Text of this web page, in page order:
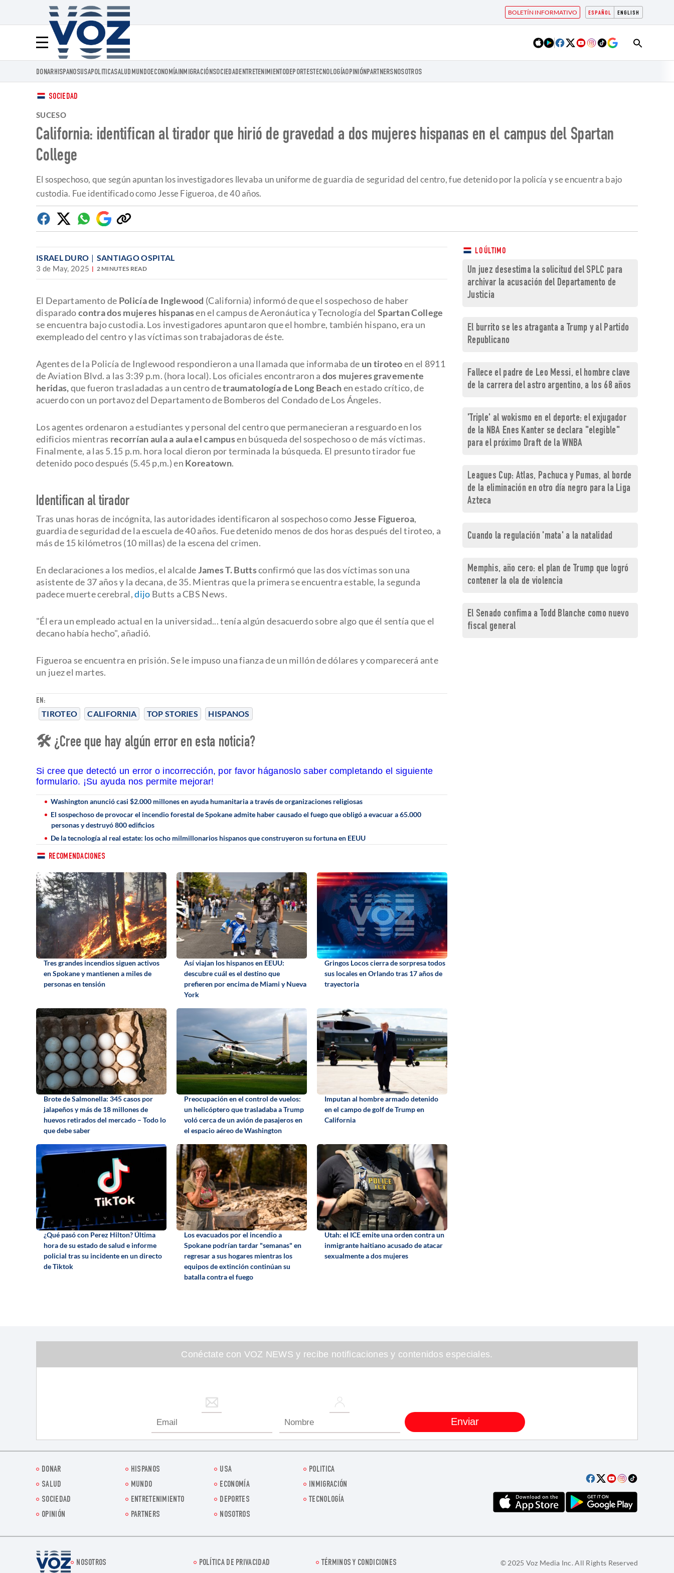
ESPAÑOL ENGLISH
BOLETÍN INFORMATIVO
Menú
Voz.us
DONARHISPANOSUSAPOLITICASALUD MUNDOECONOMÍAINMIGRACIÓNSOCIEDADENTRETENIMIENTODEPORTESTECNOLOGÍAOPINIÓNPARTNERSNOSOTROS
SOCIEDAD
SUCESO
California: identifican al tirador que hirió de gravedad a dos mujeres hispanas en el campus del Spartan
College
El sospechoso, que según apuntan los investigadores llevaba un uniforme de guardia de seguridad del centro, fue detenido por la policía y se encuentra bajo
custodia. Fue identificado como Jesse Figueroa, de 40 años.
Facebook
TwitterWhatsapp
Google
Discover
Copiar
enlace
ISRAEL DURO SANTIAGO OSPITAL
3 de May, 2025 2 MINUTES READ
EN:
TIROTEO CALIFORNIA TOP STORIES HISPANOS
El Departamento de Policía de Inglewood (California) informó de que el sospechoso de haber
disparadocontra dos mujeres hispanasen el campus de Aeronáutica y Tecnología del Spartan College
se encuentra bajo custodia. Los investigadores apuntaron que el hombre, también hispano,era un
exempleado del centro y las víctimas son trabajadoras de éste.
Agentes de la Policía de Inglewood respondieron a una llamada que informaba de un tiroteoen el 8911
de Aviation Blvd. a las 3:39 p.m. (hora local). Los oficiales encontraron a dos mujeres gravemente
heridas,que fueron trasladadas a un centro detraumatología de Long Beachen estado crítico, de
acuerdo con un portavoz del Departamento de Bomberos del Condado de Los Ángeles.
Los agentes ordenaron a estudiantes y personal del centro que permanecieran a resguardo en los
edificios mientras recorrían aula a aula el campusen búsqueda del sospechoso o de más víctimas.
Finalmente, a las 5.15 p.m. hora local dieron por terminada la búsqueda. El presunto tirador fue
detenido poco después (5.45 p,m.) en Koreatown.
Identifican al tirador
Tras unas horas de incógnita, las autoridades identificaron al sospechoso comoJesse Figueroa,
guardia de seguridad de la escuela de 40 años. Fue detenido menos de dos horas después del tiroteo, a
más de 15 kilómetros (10 millas) de la escena del crimen.
En declaraciones a los medios, el alcaldeJames T. Buttsconfirmó que las dos víctimas son una
asistente de 37 años y la decana, de 35. Mientras que la primera se encuentra estable, la segunda
padece muerte cerebral,dijo Butts a CBS News.
"Él era un empleado actual en la universidad... tenía algún desacuerdo sobre algo que él sentía que el
decano había hecho", añadió.
Figueroa se encuentra en prisión. Se le impuso una fianza de un millón de dólares y comparecerá ante
un juez el martes.
🛠 ¿Cree que hay algún error en esta noticia?
Si cree que detectó un error o incorrección, por favor háganoslo saber completando el siguiente
formulario. ¡Su ayuda nos permite mejorar!
Washington anunció casi $2.000 millones en ayuda humanitaria a través de organizaciones religiosas
El sospechoso de provocar el incendio forestal de Spokane admite haber causado el fuego que obligó a evacuar a 65.000
personas y destruyó 800 edificios
De la tecnología al real estate: los ocho milmillonarios hispanos que construyeron su fortuna en EEUU
RECOMENDACIONES
Tres grandes incendios siguen activos
en Spokane y mantienen a miles de
personas en tensión
Así viajan los hispanos en EEUU:
descubre cuál es el destino que
prefieren por encima de Miami y Nueva
York
Gringos Locos cierra de sorpresa todos
sus locales en Orlando tras 17 años de
trayectoria
Brote de Salmonella: 345 casos por
jalapeños y más de 18 millones de
huevos retirados del mercado – Todo lo
que debe saber
Preocupación en el control de vuelos:
un helicóptero que trasladaba a Trump
voló cerca de un avión de pasajeros en
el espacio aéreo de Washington
Imputan al hombre armado detenido
en el campo de golf de Trump en
California
¿Qué pasó con Perez Hilton? Última
hora de su estado de salud e informe
policial tras su incidente en un directo
de Tiktok
Los evacuados por el incendio a
Spokane podrían tardar "semanas" en
regresar a sus hogares mientras los
equipos de extinción continúan su
batalla contra el fuego
Utah: el ICE emite una orden contra un
inmigrante haitiano acusado de atacar
sexualmente a dos mujeres
LO ÚLTIMO
Un juez desestima la solicitud del SPLC para
archivar la acusación del Departamento de
Justicia
El burrito se les atraganta a Trump y al Partido
Republicano
Fallece el padre de Leo Messi, el hombre clave
de la carrera del astro argentino, a los 68 años
'Triple' al wokismo en el deporte: el exjugador
de la NBA Enes Kanter se declara "elegible"
para el próximo Draft de la WNBA
Leagues Cup: Atlas, Pachuca y Pumas, al borde
de la eliminación en otro día negro para la Liga
Azteca
Cuando la regulación 'mata' a la natalidad
Memphis, año cero: el plan de Trump que logró
contener la ola de violencia
El Senado confima a Todd Blanche como nuevo
fiscal general
Conéctate con VOZ NEWS y recibe notificaciones y contenidos especiales.
DONAR HISPANOS USA
POLITICA
SALUD
MUNDO ECONOMÍA
INMIGRACIÓN
SOCIEDAD
ENTRETENIMIENTO DEPORTES
TECNOLOGÍA
OPINIÓN
PARTNERS NOSOTROS
Voz.us
NOSOTROS POLÍTICA DE PRIVACIDAD TÉRMINOS Y CONDICIONES © 2025 Voz Media Inc. All Rights Reserved